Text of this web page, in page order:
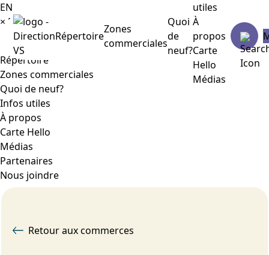
Répertoire
Zones
commerciales
Quoi
de
neuf?
utiles
À
propos
Carte
Hello
Médias
EN
× Menu
Répertoire
Zones commerciales
Quoi de neuf?
Infos utiles
À propos
Carte Hello
Médias
Partenaires
Nous joindre
Retour aux commerces